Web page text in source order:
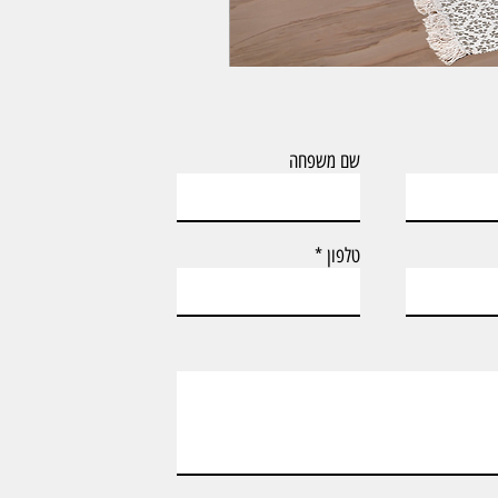
שם משפחה
טלפון